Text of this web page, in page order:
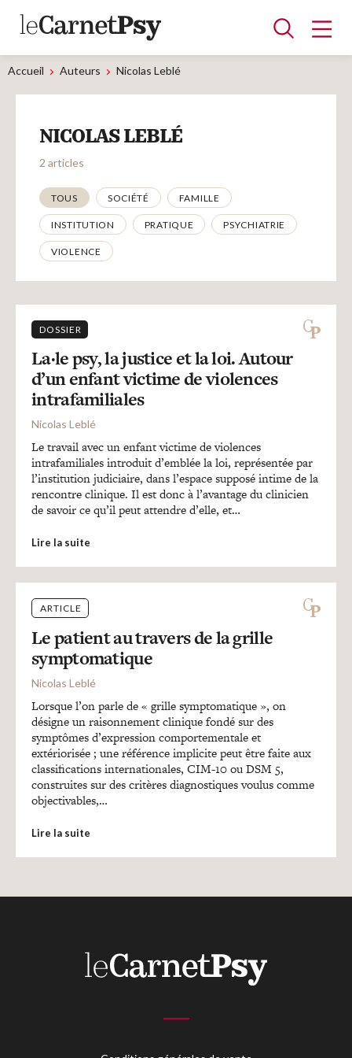
Articles
A la une
Adolescence
Dispositif
Enfance
Périnatalité
Psychanalyse
Psychopathologie
Soin
Dossiers
Auteurs
Recherches
Entretiens
Revues
Mon panier
Mon compte
Accueil Auteurs Nicolas Leblé
NICOLAS LEBLÉ
2 articles
Thématiques
TOUS SOCIÉTÉ FAMILLE
INSTITUTION PRATIQUE PSYCHIATRIE
VIOLENCE
DOSSIER
La·le psy, la justice et la loi. Autour
d’un enfant victime de violences
intrafamiliales
Nicolas Leblé
Le travail avec un enfant victime de violences
intrafamiliales introduit d’emblée la loi, représentée par
l’institution judiciaire, dans l’espace supposé intime de la
rencontre clinique. Il est donc à l’avantage du clinicien
de savoir ce qu’il peut attendre d’elle, et…
Lire la suite
ARTICLE
Le patient au travers de la grille
symptomatique
Nicolas Leblé
Lorsque l’on parle de « grille symptomatique », on
désigne un raisonnement clinique fondé sur des
symptômes d’expression comportementale et
extériorisée ; une référence implicite peut être faite aux
classifications internationales, CIM-10 ou DSM 5,
construites sur des critères diagnostiques voulus comme
objectivables,…
Lire la suite